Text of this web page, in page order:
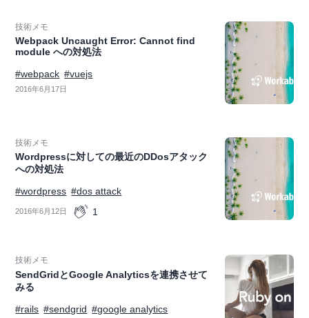
技術メモ
Webpack Uncaught Error: Cannot find
module への対処法
#webpack #vuejs
2016年6月17日
技術メモ
Wordpressに対しての最近のDDosアタック
への対処法
#wordpress #dos attack
2016年6月12日 1
技術メモ
SendGridとGoogle Analyticsを連携させて
みる
#rails #sendgrid #google analytics